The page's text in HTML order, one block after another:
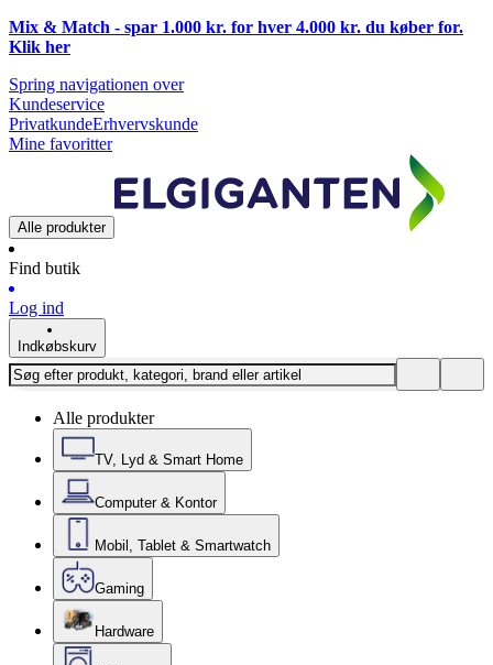
Mix & Match - spar 1.000 kr. for hver 4.000 kr. du køber for.
Klik her
Spring navigationen over
Kundeservice
PrivatkundeErhvervskunde
Mine favoritter
Alle produkter
Find butik
Log ind
Indkøbskurv
Alle produkter
TV, Lyd & Smart Home
Computer & Kontor
Mobil, Tablet & Smartwatch
Gaming
Hardware